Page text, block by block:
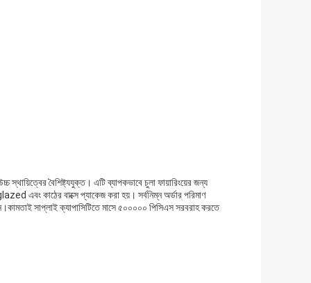
স্থায়িত্বের বৈশিষ্ট্যযুক্ত। এটি ব্যাপকভাবে চুলা ফায়ারিংয়ের জন্য
কাঠের বাক্সে প্যাকেজ করা হয়। সর্বনিম্ন অর্ডার পরিমাণ
সাপ্লাই ক্যাপাসিটিতে মাসে ৫০০০০০ পিসিএস সরবরাহ করতে